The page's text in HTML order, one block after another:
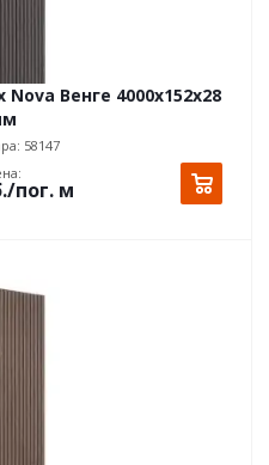
Венге 4000х152x28
58147
/пог. м